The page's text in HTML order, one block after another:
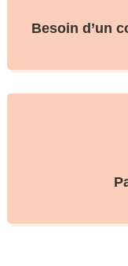
Besoin d’un